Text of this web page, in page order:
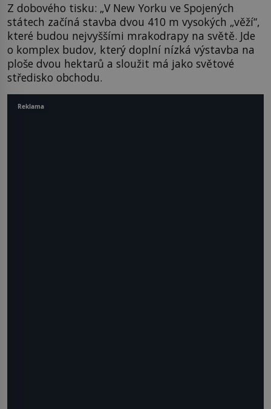
Z dobového tisku: „V New Yorku ve Spojených
státech začíná stavba dvou 410 m vysokých „věží“,
které budou nejvyššími mrakodrapy na světě. Jde
o komplex budov, který doplní nízká výstavba na
ploše dvou hektarů a sloužit má jako světové
středisko obchodu.
Reklama